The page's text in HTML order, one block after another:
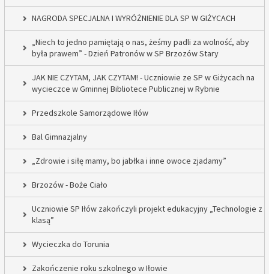
NAGRODA SPECJALNA I WYRÓŻNIENIE DLA SP W GIŻYCACH
„Niech to jedno pamiętają o nas, żeśmy padli za wolność, aby
była prawem” - Dzień Patronów w SP Brzozów Stary
JAK NIE CZYTAM, JAK CZYTAM! - Uczniowie ze SP w Giżycach na
wycieczce w Gminnej Bibliotece Publicznej w Rybnie
Przedszkole Samorządowe Iłów
Bal Gimnazjalny
„Zdrowie i siłę mamy, bo jabłka i inne owoce zjadamy”
Brzozów - Boże Ciało
Uczniowie SP Iłów zakończyli projekt edukacyjny „Technologie z
klasą”
Wycieczka do Torunia
Zakończenie roku szkolnego w Iłowie